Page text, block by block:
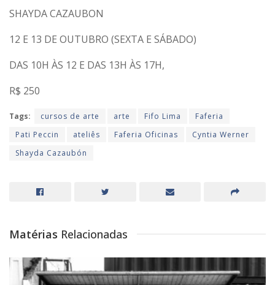
SHAYDA CAZAUBON
12 E 13 DE OUTUBRO (SEXTA E SÁBADO)
DAS 10H ÀS 12 E DAS 13H ÀS 17H,
R$ 250
Tags: cursos de arte arte Fifo Lima
Faferia
Pati Peccin
ateliês Faferia Oficinas
Cyntia Werner
Shayda Cazaubón
Matérias Relacionadas